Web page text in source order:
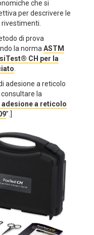
che si
per descrivere le
di prova
la norma ASTM
CH per la
adesione a reticolo
la
adesione a reticolo
”.]